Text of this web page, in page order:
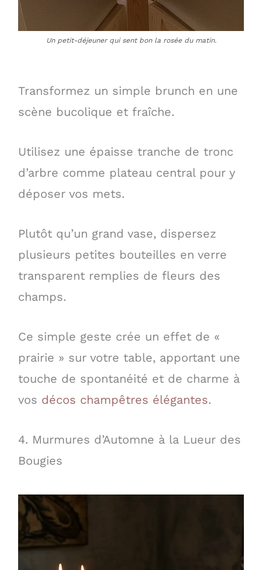
Un petit-déjeuner qui sent bon la rosée du matin.
Transformez un simple brunch en une
scène bucolique et fraîche.
Utilisez une épaisse tranche de tronc
d’arbre comme plateau central pour y
déposer vos mets.
Plutôt qu’un grand vase, dispersez
plusieurs petites bouteilles en verre
transparent remplies de fleurs des
champs.
Ce simple geste crée un effet de «
prairie » sur votre table, apportant une
touche de spontanéité et de charme à
vos décos champêtres élégantes.
4. Murmures d’Automne à la Lueur des
Bougies